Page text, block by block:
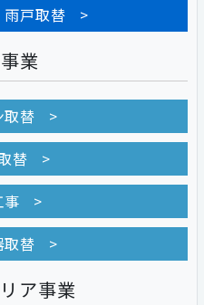
雨戸取替
業
取替
替
事
取替
ア事業